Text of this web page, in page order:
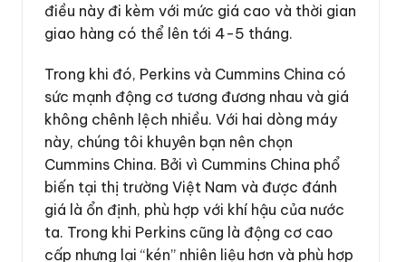
điều này đi kèm với mức giá cao và thời gian
giao hàng có thể lên tới 4-5 tháng.
Trong khi đó, Perkins và Cummins China có
sức mạnh động cơ tương đương nhau và giá
không chênh lệch nhiều. Với hai dòng máy
này, chúng tôi khuyên bạn nên chọn
Cummins China. Bởi vì Cummins China phổ
biến tại thị trường Việt Nam và được đánh
giá là ổn định, phù hợp với khí hậu của nước
ta. Trong khi Perkins cũng là động cơ cao
cấp nhưng lại “kén” nhiên liệu hơn và phù hợp